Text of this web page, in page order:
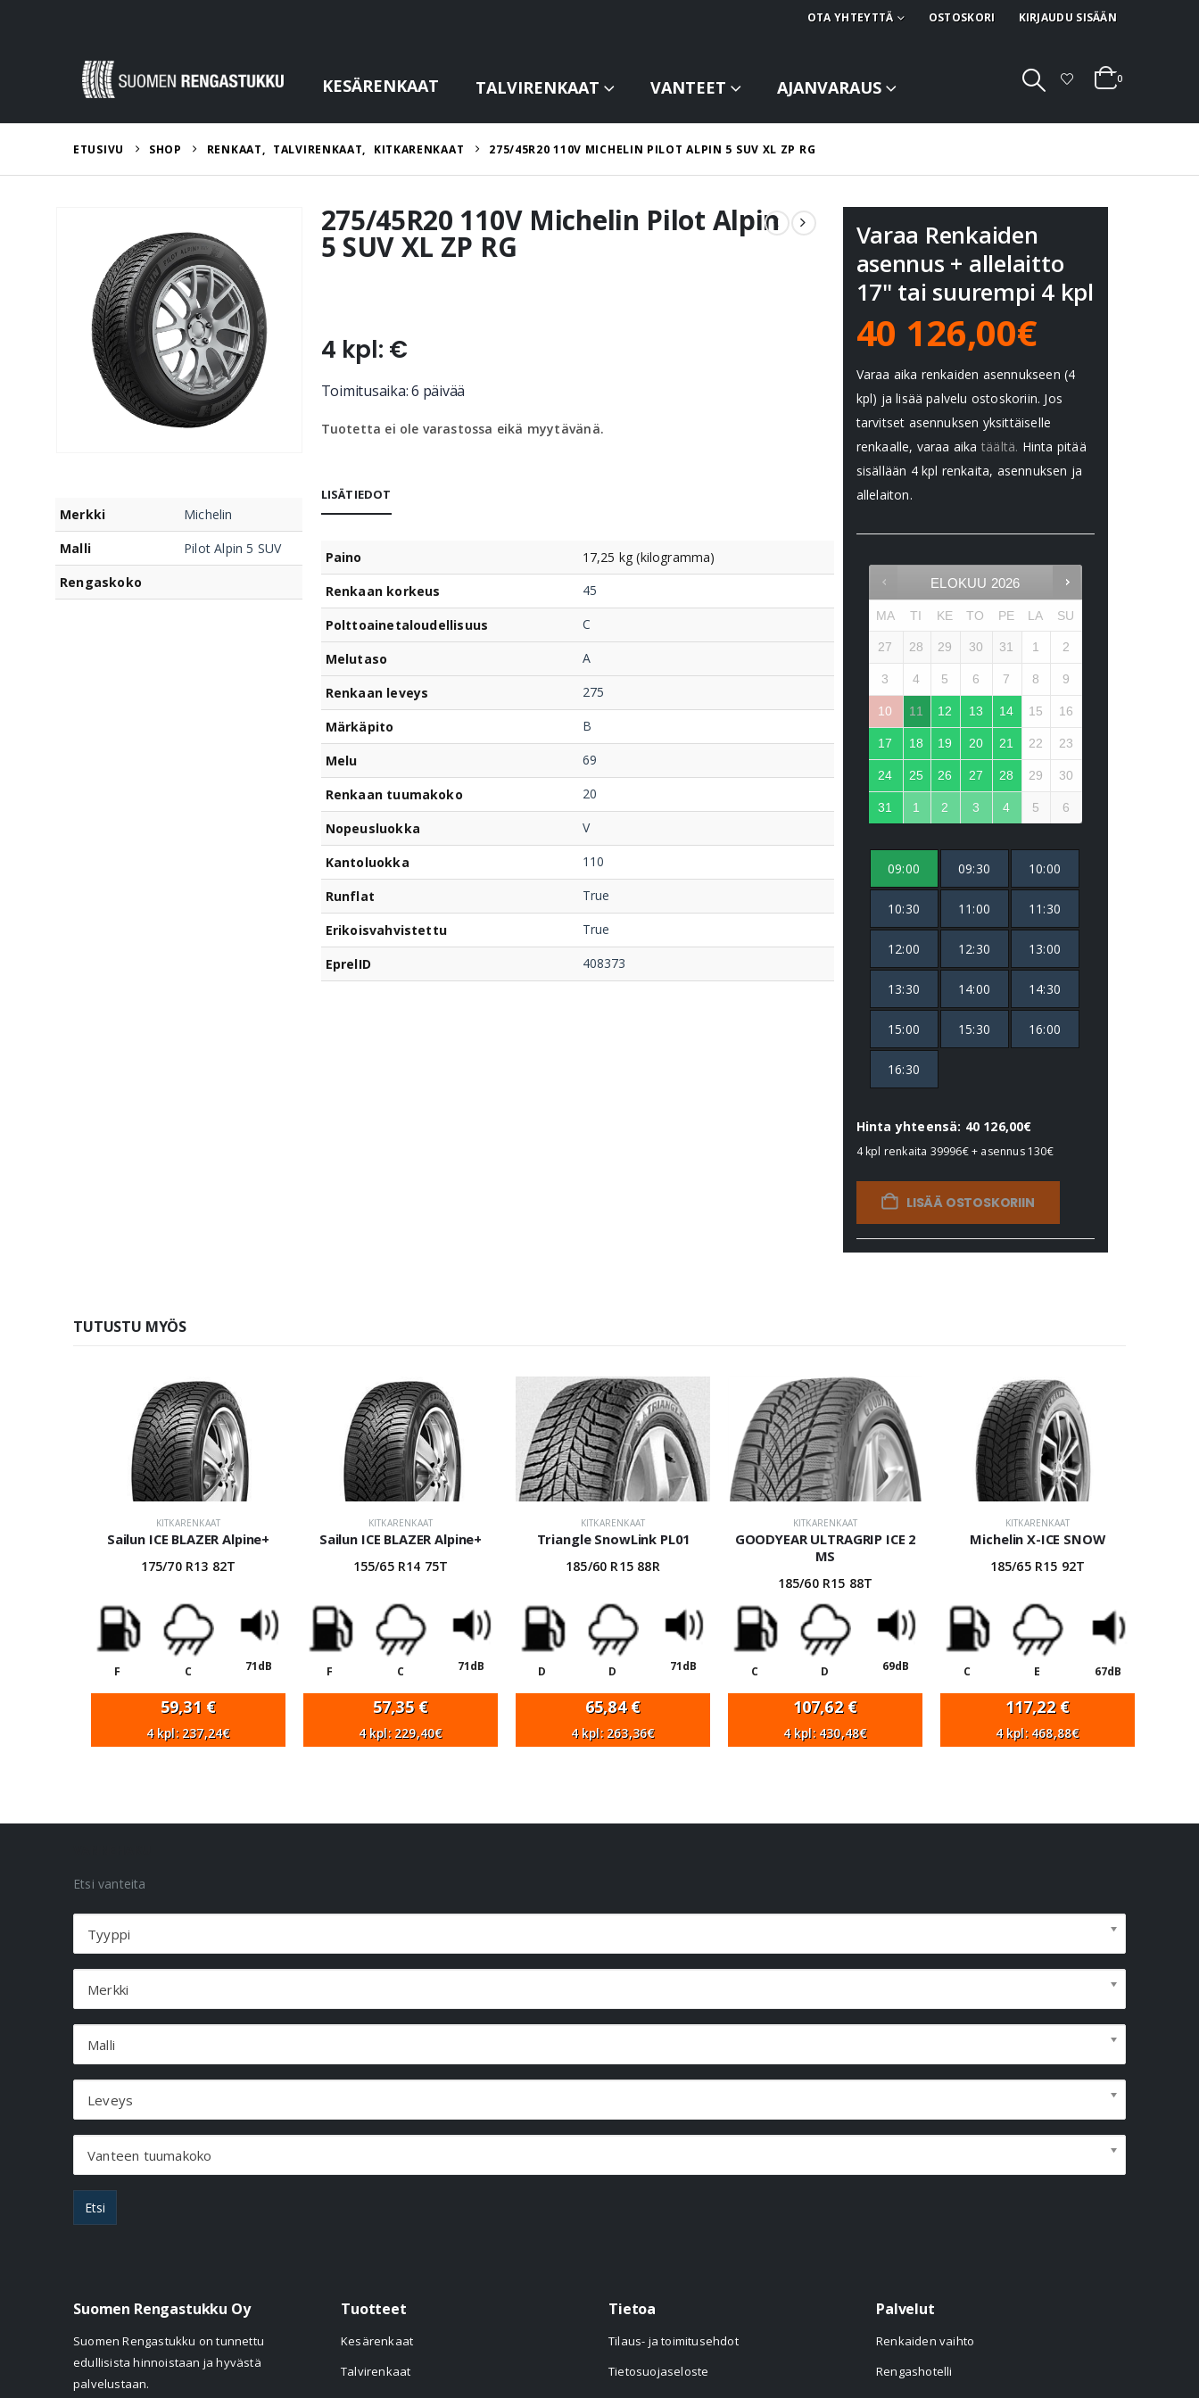
OTA YHTEYTTÄ OSTOSKORI KIRJAUDU SISÄÄN
KESÄRENKAAT TALVIRENKAAT VANTEET AJANVARAUS 0
ETUSIVU SHOP RENKAAT, TALVIRENKAAT, KITKARENKAAT 275/45R20 110V MICHELIN PILOT ALPIN 5 SUV XL ZP RG
Merkki
Michelin
Malli
Pilot Alpin 5 SUV
Rengaskoko
275/45R20 110V Michelin Pilot Alpin
5 SUV XL ZP RG
4 kpl: €
Toimitusaika: 6 päivää
Tuotetta ei ole varastossa eikä myytävänä.
LISÄTIEDOT
Paino
17,25 kg (kilogramma)
Renkaan korkeus
45
Polttoainetaloudellisuus C
Melutaso A
Renkaan leveys 275
Märkäpito B
Melu 69
Renkaan tuumakoko 20
Nopeusluokka V
Kantoluokka 110
Runflat True
Erikoisvahvistettu True
EprelID 408373
Varaa Renkaiden
asennus + allelaitto
17" tai suurempi 4 kpl
40 126,00€
Varaa aika renkaiden asennukseen (4
kpl) ja lisää palvelu ostoskoriin. Jos
tarvitset asennuksen yksittäiselle
renkaalle, varaa aika täältä. Hinta pitää
sisällään 4 kpl renkaita, asennuksen ja
allelaiton.
ELOKUU 2026
MA TI KE TO PE LA SU
27 28 29 30 31 1 2
3 4 5 6 7 8 9
10 11 12 13 14 15 16
17 18 19 20 21 22 23
24 25 26 27 28 29 30
31 1 2 3 4 5 6
09:00 09:30 10:00
10:30 11:00 11:30
12:00 12:30 13:00
13:30 14:00 14:30
15:00 15:30 16:00
16:30
Hinta yhteensä: 40 126,00€
4 kpl renkaita 39996€+ asennus 130€
LISÄÄ OSTOSKORIIN
TUTUSTU MYÖS
KITKARENKAAT
Sailun ICE BLAZER Alpine+
175/70 R13 82T
F C 71dB
59,31 €
4 kpl: 237,24€
KITKARENKAAT
Sailun ICE BLAZER Alpine+
155/65 R14 75T
F C 71dB
57,35 €
4 kpl: 229,40€
KITKARENKAAT
Triangle SnowLink PL01
185/60 R15 88R
D D 71dB
65,84€
4 kpl: 263,36€
KITKARENKAAT
GOODYEAR ULTRAGRIP ICE 2
MS
185/60 R15 88T
C D 69dB
107,62 €
4 kpl: 430,48€
KITKARENKAAT
Michelin X-ICE SNOW
185/65 R15 92T
C E 67dB
117,22 €
4 kpl: 468,88€
Etsi vanteita
Tyyppi
Merkki
Malli
Leveys
Vanteen tuumakoko
Etsi
Suomen Rengastukku Oy
Suomen Rengastukku on tunnettu
edullisista hinnoistaan ja hyvästä
palvelustaan.
Tuotteet
Kesärenkaat
Talvirenkaat
Tietoa
Tilaus- ja toimitusehdot
Tietosuojaseloste
Palvelut
Renkaiden vaihto
Rengashotelli